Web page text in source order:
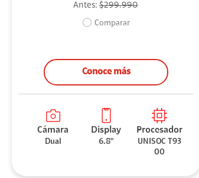
Antes: $299.990
Comparar
Conoce más
Cámara
Dual
Display
6.8"
Procesador
UNISOC T93
00